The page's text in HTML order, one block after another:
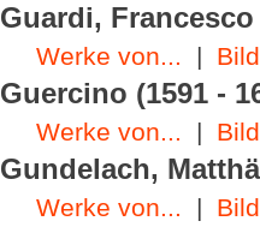
Guardi, Francesco
Werke von... |
Guercino (1591 -
Werke von... |
Gundelach,
Werke von... |